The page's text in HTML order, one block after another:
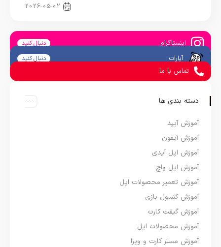
2026-05-02
اینستاگرام دنبال کنید
آپارات دنبال کنید
تماس با ما
دسته بندی ها
آموزش آیپد
آموزش آیفون
آموزش اپل آیدی
آموزش اپل واچ
آموزش تعمیر محصولات اپل
آموزش کنسول بازی
آموزش گیفت کارت
آموزش محصولات اپل
آموزش مستر کارت و ویزا